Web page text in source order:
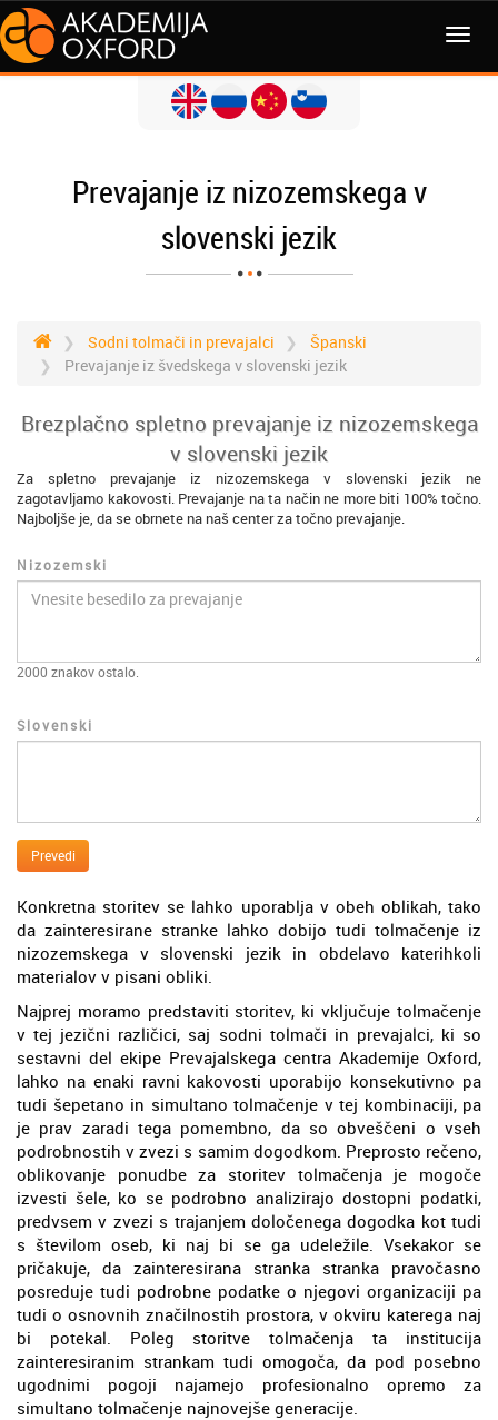
MENI
Prevajanje iz nizozemskega v
slovenski jezik
Sodni tolmači in prevajalci
Španski
Prevajanje iz švedskega v slovenski jezik
Brezplačno spletno prevajanje iz nizozemskega
v slovenski jezik
Za spletno prevajanje iz nizozemskega v slovenski jezik ne
zagotavljamo kakovosti. Prevajanje na ta način ne more biti 100% točno.
Najboljše je, da se obrnete na naš center za točno prevajanje.
Nizozemski
2000 znakov ostalo.
Slovenski
Prevedi
Konkretna storitev se lahko uporablja v obeh oblikah, tako
da zainteresirane stranke lahko dobijo tudi tolmačenje iz
nizozemskega v slovenski jezik in obdelavo katerihkoli
materialov v pisani obliki.
Najprej moramo predstaviti storitev, ki vključuje tolmačenje
v tej jezični različici, saj sodni tolmači in prevajalci, ki so
sestavni del ekipe Prevajalskega centra Akademije Oxford,
lahko na enaki ravni kakovosti uporabijo konsekutivno pa
tudi šepetano in simultano tolmačenje v tej kombinaciji, pa
je prav zaradi tega pomembno, da so obveščeni o vseh
podrobnostih v zvezi s samim dogodkom. Preprosto rečeno,
oblikovanje ponudbe za storitev tolmačenja je mogoče
izvesti šele, ko se podrobno analizirajo dostopni podatki,
predvsem v zvezi s trajanjem določenega dogodka kot tudi
s številom oseb, ki naj bi se ga udeležile. Vsekakor se
pričakuje, da zainteresirana stranka stranka pravočasno
posreduje tudi podrobne podatke o njegovi organizaciji pa
tudi o osnovnih značilnostih prostora, v okviru katerega naj
bi potekal. Poleg storitve tolmačenja ta institucija
zainteresiranim strankam tudi omogoča, da pod posebno
ugodnimi pogoji najamejo profesionalno opremo za
simultano tolmačenje najnovejše generacije.